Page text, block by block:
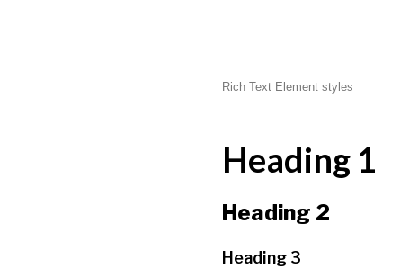
Rich Text Element styles
Heading 1
Heading 2
Heading 3